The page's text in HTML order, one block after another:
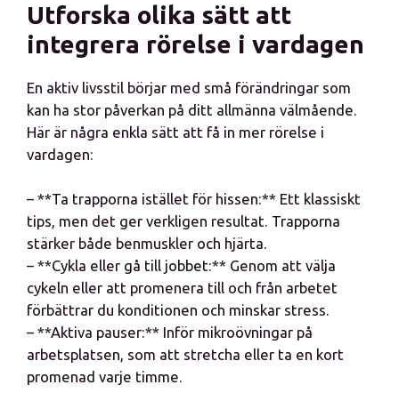
Utforska olika sätt att
integrera rörelse i vardagen
En aktiv livsstil börjar med små förändringar som
kan ha stor påverkan på ditt allmänna välmående.
Här är några enkla sätt att få in mer rörelse i
vardagen:
– **Ta trapporna istället för hissen:** Ett klassiskt
tips, men det ger verkligen resultat. Trapporna
stärker både benmuskler och hjärta.
– **Cykla eller gå till jobbet:** Genom att välja
cykeln eller att promenera till och från arbetet
förbättrar du konditionen och minskar stress.
– **Aktiva pauser:** Inför mikroövningar på
arbetsplatsen, som att stretcha eller ta en kort
promenad varje timme.